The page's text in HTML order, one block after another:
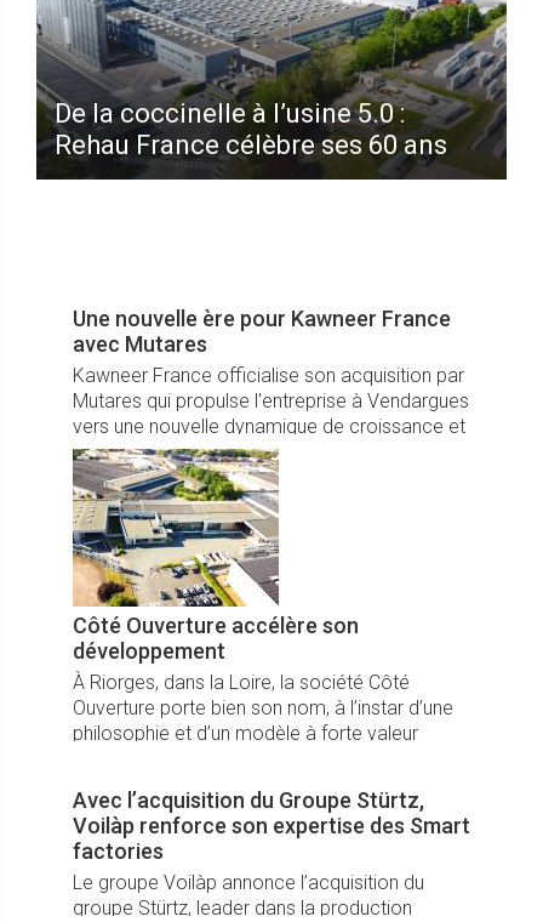
De la coccinelle à l’usine 5.0 :
Rehau France célèbre ses 60 ans
Une nouvelle ère pour Kawneer France
avec Mutares
Kawneer France officialise son acquisition par
Mutares qui propulse l'entreprise à Vendargues
vers une nouvelle dynamique de croissance et
d’innovation.
Côté Ouverture accélère son
développement
À Riorges, dans la Loire, la société Côté
Ouverture porte bien son nom, à l’instar d’une
philosophie et d’un modèle à forte valeur
Avec l’acquisition du Groupe Stürtz,
Voilàp renforce son expertise des Smart
factories
Le groupe Voilàp annonce l’acquisition du
groupe Stürtz, leader dans la production